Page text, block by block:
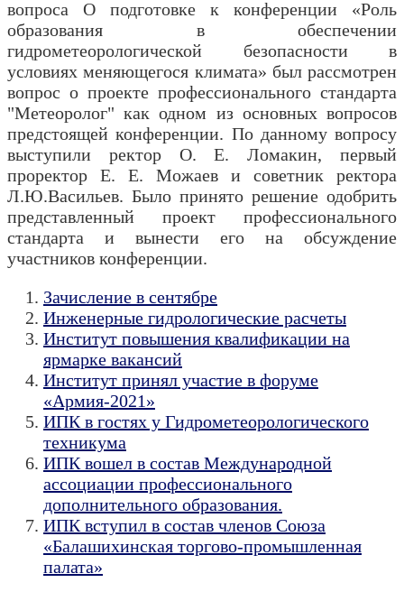
вопроса О подготовке к конференции «Роль
образования в обеспечении
гидрометеорологической безопасности в
условиях меняющегося климата» был рассмотрен
вопрос о проекте профессионального стандарта
"Метеоролог" как одном из основных вопросов
предстоящей конференции. По данному вопросу
выступили ректор О. Е. Ломакин, первый
проректор Е. Е. Можаев и советник ректора
Л.Ю.Васильев. Было принято решение одобрить
представленный проект профессионального
стандарта и вынести его на обсуждение
участников конференции.
Зачисление в сентябре
Инженерные гидрологические расчеты
Институт повышения квалификации на
ярмарке вакансий
Институт принял участие в форуме
«Армия-2021»
ИПК в гостях у Гидрометеорологического
техникума
ИПК вошел в состав Международной
ассоциации профессионального
дополнительного образования.
ИПК вступил в состав членов Союза
«Балашихинская торгово-промышленная
палата»